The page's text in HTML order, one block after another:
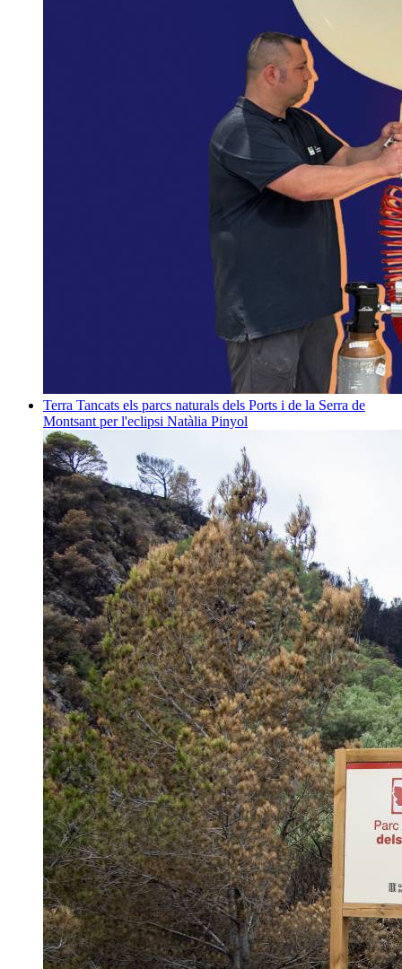
Terra Tancats els parcs naturals dels Ports i de la Serra de
Montsant per l'eclipsi Natàlia Pinyol